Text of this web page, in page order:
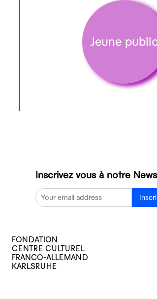
Jeune
Inscrivez vous à notre
FONDATION
CENTRE CULTUREL
FRANCO-ALLEMAND
KARLSRUHE